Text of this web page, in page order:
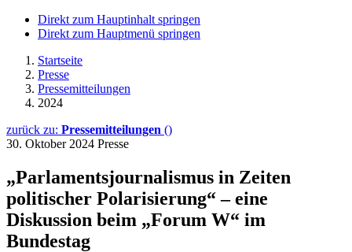
Direkt zum Hauptinhalt springen
Direkt zum Hauptmenü springen
Startseite
Presse
Pressemitteilungen
2024
zurück zu: Pressemitteilungen ()
30. Oktober 2024 Presse
„Parlamentsjournalismus in Zeiten
politischer Polarisierung“ – eine
Diskussion beim „Forum W“ im
Bundestag